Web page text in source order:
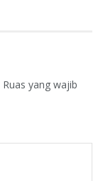
Ruas yang wajib